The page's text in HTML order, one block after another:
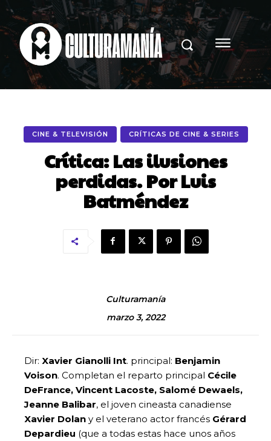
CINE & TELEVISIÓN CRÍTICAS DE CINE & SERIES
Crítica: Las ilusiones
perdidas. Por Luis
Batméndez
Culturamanía
marzo 3, 2022
Dir: Xavier Gianolli Int. principal: Benjamin
Voison. Completan el reparto principal Cécile
DeFrance, Vincent Lacoste, Salomé Dewaels,
Jeanne Balibar, el joven cineasta canadiense
Xavier Dolan y el veterano actor francés Gérard
Depardieu (que a todas estas hace unos años